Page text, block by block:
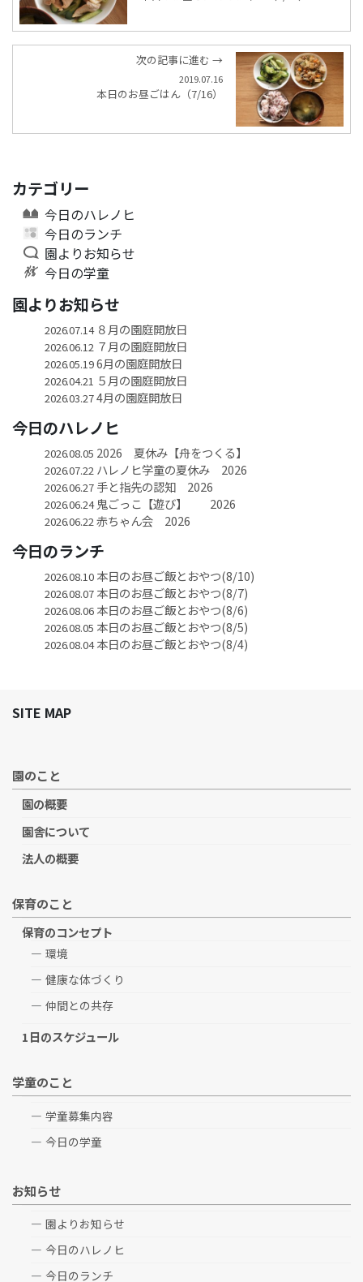
次の記事に進む →
2019.07.16
本日のお昼ごはん（7/16）
カテゴリー
今日のハレノヒ
今日のランチ
園よりお知らせ
今日の学童
園よりお知らせ
2026.07.14８月の園庭開放日
2026.06.12 ７月の園庭開放日
2026.05.196月の園庭開放日
2026.04.21 ５月の園庭開放日
2026.03.274月の園庭開放日
今日のハレノヒ
2026.08.05 2026 夏休み【舟をつくる】
2026.07.22 ハレノヒ学童の夏休み 2026
2026.06.27手と指先の認知 2026
2026.06.24鬼ごっこ【遊び】 2026
2026.06.22赤ちゃん会 2026
今日のランチ
2026.08.10本日のお昼ご飯とおやつ(8/10)
2026.08.07本日のお昼ご飯とおやつ(8/7)
2026.08.06本日のお昼ご飯とおやつ(8/6)
2026.08.05 本日のお昼ご飯とおやつ(8/5)
2026.08.04本日のお昼ご飯とおやつ(8/4)
SITE MAP
園のこと
園の概要
園舎について
法人の概要
保育のこと
保育のコンセプト
環境
健康な体づくり
仲間との共存
1日のスケジュール
学童のこと
学童募集内容
今日の学童
お知らせ
園よりお知らせ
今日のハレノヒ
今日のランチ